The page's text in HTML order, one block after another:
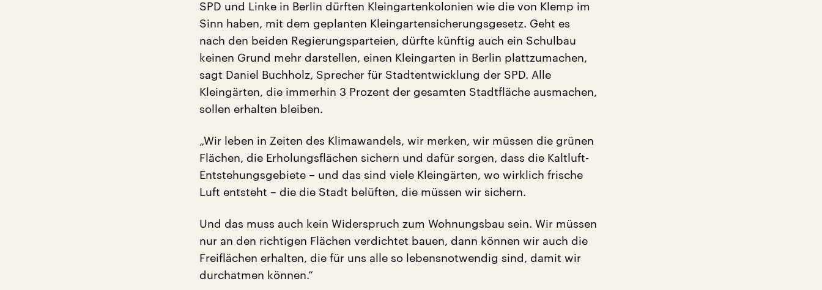
SPD und Linke in Berlin dürften Kleingartenkolonien wie die von Klemp im
Sinn haben, mit dem geplanten Kleingartensicherungsgesetz. Geht es
nach den beiden Regierungsparteien, dürfte künftig auch ein Schulbau
keinen Grund mehr darstellen, einen Kleingarten in Berlin plattzumachen,
sagt Daniel Buchholz, Sprecher für Stadtentwicklung der SPD. Alle
Kleingärten, die immerhin 3 Prozent der gesamten Stadtfläche ausmachen,
sollen erhalten bleiben.
„Wir leben in Zeiten des Klimawandels, wir merken, wir müssen die grünen
Flächen, die Erholungsflächen sichern und dafür sorgen, dass die Kaltluft-
Entstehungsgebiete – und das sind viele Kleingärten, wo wirklich frische
Luft entsteht – die die Stadt belüften, die müssen wir sichern.
Und das muss auch kein Widerspruch zum Wohnungsbau sein. Wir müssen
nur an den richtigen Flächen verdichtet bauen, dann können wir auch die
Freiflächen erhalten, die für uns alle so lebensnotwendig sind, damit wir
durchatmen können.“